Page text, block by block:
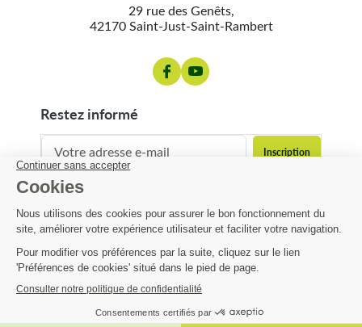
16,97 € -7%
29 rue des Genêts,
42170 Saint-Just-Saint-Rambert
restez informé
contact@matijardin.fr 04 81 120 120
Matijardin
Infos pratiques